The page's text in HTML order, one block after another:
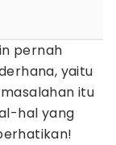
pernah
yaitu
itu
hal yang